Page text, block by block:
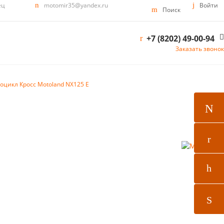
Поиск
Войти
motomir35@yandex.ru
+7 (8202) 49-00-94
Заказать звонок
Кросс Motoland NX125 E